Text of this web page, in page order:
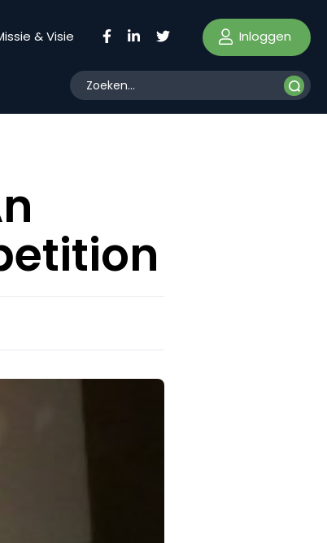
& Visie Inloggen